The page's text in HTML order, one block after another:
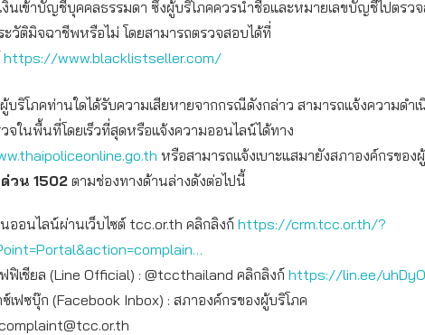
งินเข้าบัญชีบุคคลธรรมดา ซึ่งผู้บริโภคควรนำชื่อและหมายเลขบัญชีไปตรว
ะวัติมิจฉาชีพหรือไม่ โดยสามารถตรวจสอบได้ที่
https://www.blacklistseller.com/
บริโภคท่านใดได้รับความเสียหายจากกรณีดังกล่าว สามารถแจ้งความดำ
จในพื้นที่โดยเร็วที่สุดหรือแจ้งความออนไลน์ได้ทาง
หรือสามารถแจ้งเบาะแสมายังสภาองค์กรของ
ด่วน 1502ตามช่องทางด้านล่างดังต่อไปนี้
นออนไลน์ผ่านเว็บไซต์ tcc.or.th คลิกลิงก์ https://crm.tcc.or.th/?
ฟิเชียล (Line Official) : @tccthailand คลิกลิงก์ https://lin.ee/
เฟซบุ๊ก (Facebook Inbox) : สภาองค์กรของผู้บริโภค